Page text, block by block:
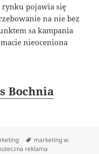
rynku pojawia się
na nie bez
sa kampania
nieoceniona
Bochnia
Tagi
marketing w
reklama